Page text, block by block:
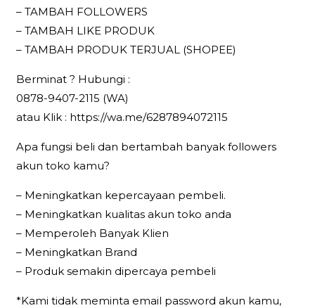
– TAMBAH FOLLOWERS
– TAMBAH LIKE PRODUK
– TAMBAH PRODUK TERJUAL (SHOPEE)
Berminat ? Hubungi :
0878-9407-2115 (WA)
atau Klik : https://wa.me/6287894072115
Apa fungsi beli dan bertambah banyak followers
akun toko kamu?
– Meningkatkan kepercayaan pembeli.
– Meningkatkan kualitas akun toko anda
– Memperoleh Banyak Klien
– Meningkatkan Brand
– Produk semakin dipercaya pembeli
*Kami tidak meminta email password akun kamu,